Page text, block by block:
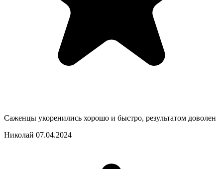
Саженцы укоренились хорошо и быстро, результатом доволен
Николай 07.04.2024